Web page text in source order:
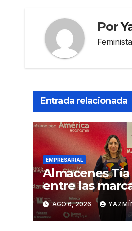
Por
Entrada relacionada
EMPRESARIAL
Almacenes
entre las
influyentes
AGO 6, 2026